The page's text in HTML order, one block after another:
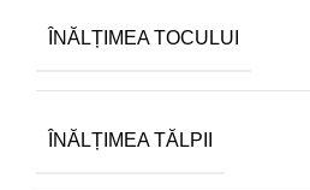
ÎNĂLȚIMEA TOCULUI
ÎNĂLȚIMEA TĂLPII